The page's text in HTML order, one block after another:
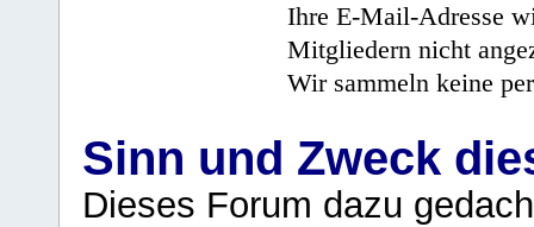
Ihre E-Mail-Adresse
Mitgliedern nicht
Wir sammeln keine
Sinn und Zweck
Dieses Forum dazu